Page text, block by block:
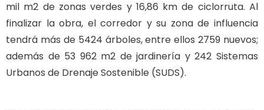
mil m2 de zonas verdes y 16,86 km de ciclorruta. Al
finalizar la obra, el corredor y su zona de influencia
tendrá más de 5424 árboles, entre ellos 2759 nuevos;
además de 53 962 m2 de jardinería y 242 Sistemas
Urbanos de Drenaje Sostenible (SUDS).